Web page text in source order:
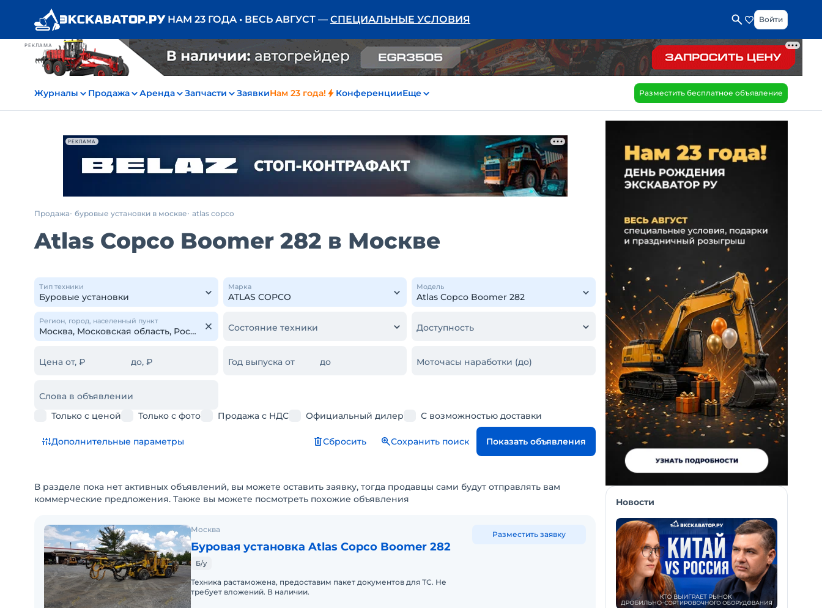
РЕКЛАМА
НАМ 23 ГОДА • ВЕСЬ АВГУСТ — СПЕЦИАЛЬНЫЕ УСЛОВИЯ Войти
Журналы Продажа Аренда Запчасти ЗаявкиНам 23 года! КонференцииЕще Разместить бесплатное объявление
РЕКЛАМА
Продажа буровые установки в москве atlas copco
Atlas Copco Boomer 282 в Москве
Тип техники Марка Модель
Регион, город, населенный пункт
Состояние техники Доступность
Цена от, ₽ до, ₽ Год выпуска от до Моточасы наработки (до)
Слова в объявлении
Только с ценой
Только с фото Продажа с НДС Официальный дилер С возможностью доставки
Дополнительные параметры Сбросить Сохранить поиск Показать объявления
В разделе пока нет активных объявлений, вы можете оставить заявку, тогда продавцы сами будут отправлять вам
коммерческие предложения. Также вы можете посмотреть похожие объявления
Москва
Буровая установка Atlas Copco Boomer 282
Б/у
Техника растаможена, предоставим пакет документов для ТС. Не
требует вложений. В наличии.
Разместить заявку
Новости